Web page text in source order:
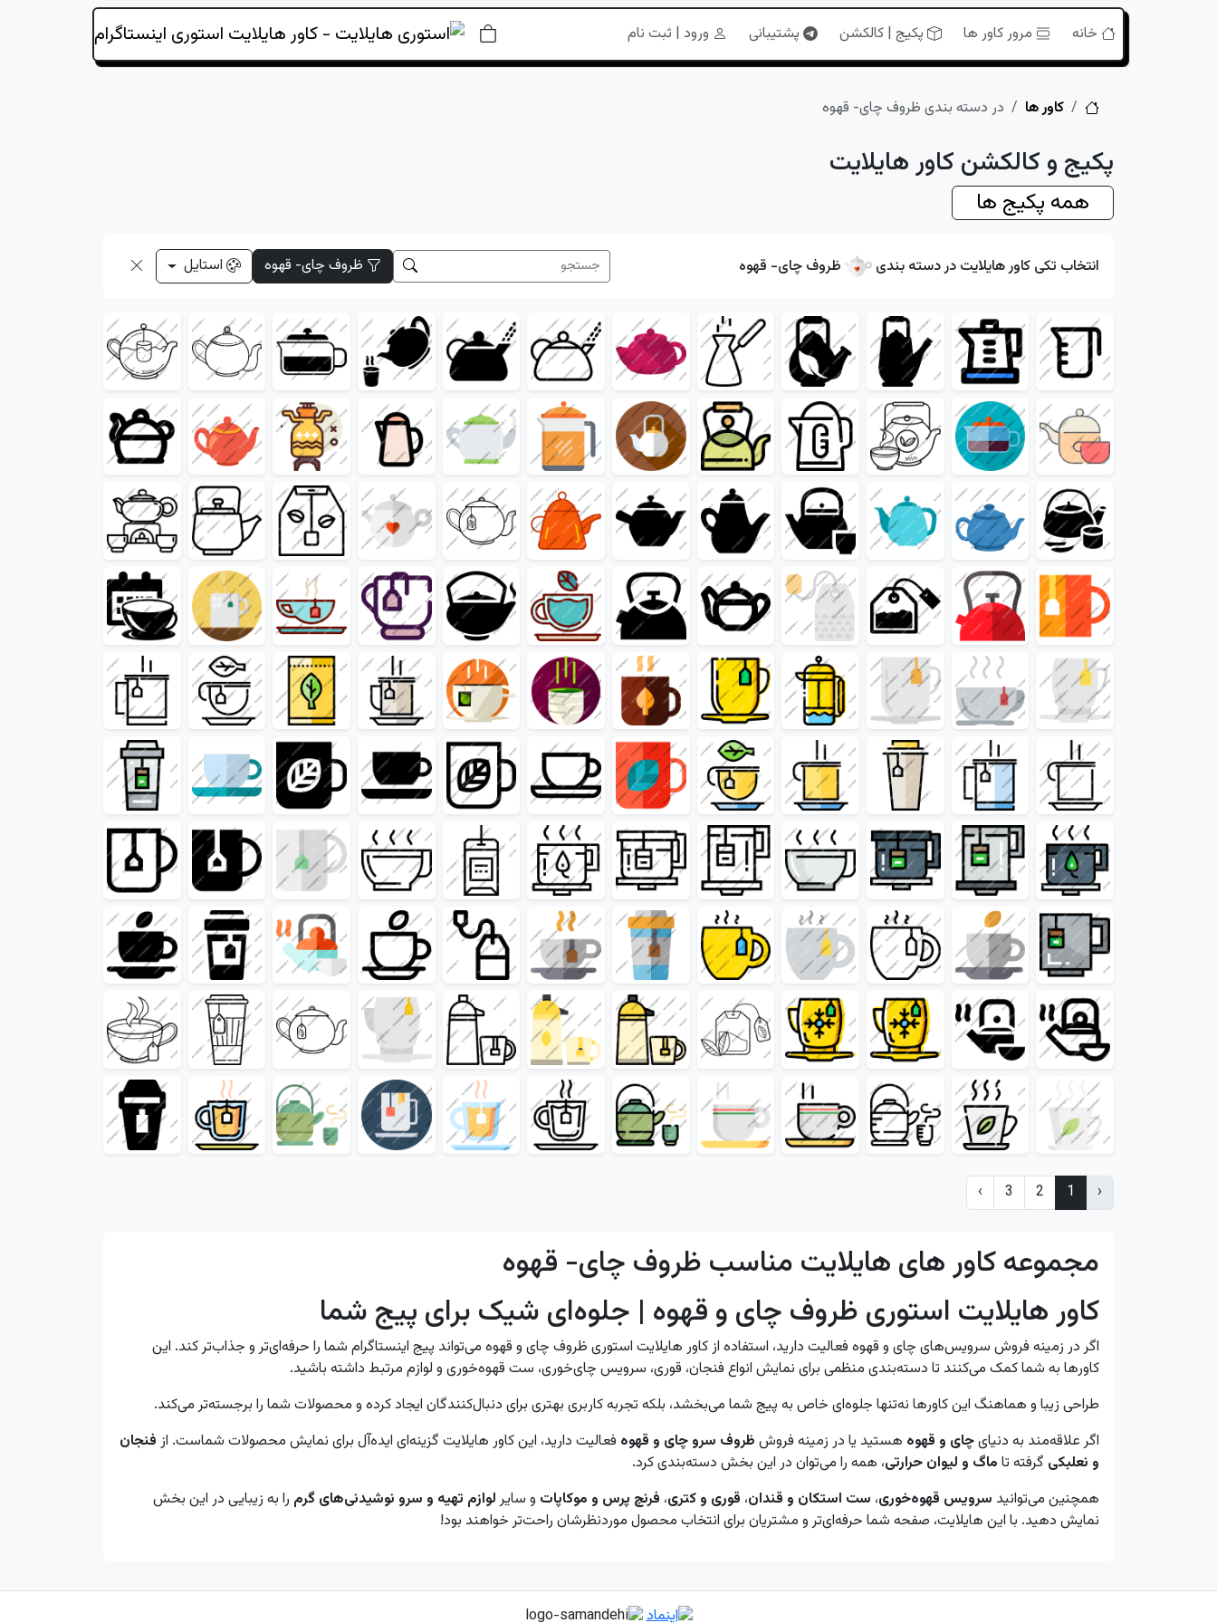
خانه مرور کاور ها پکیج | کالکشن پشتیبانی ورود | ثبت نام
خانهکاور ها در دسته بندی ظروف چای- قهوه
پکیج و کالکشن کاور هایلایت
همه پکیج ها
انتخاب تکی کاور هایلایت در دسته بندی ظروف چای- قهوه
‹
1
2
3
›
مجموعه کاور های هایلایت مناسب ظروف چای- قهوه
کاور هایلایت استوری ظروف چای و قهوه | جلوه‌ای شیک برای پیج شما
اگر در زمینه فروش سرویس‌های چای و قهوه فعالیت دارید، استفاده از کاور هایلایت استوری ظروف چای و قهوه می‌تواند پیج اینستاگرام شما را حرفه‌ای‌تر و جذاب‌تر کند. این
کاورها به شما کمک می‌کنند تا دسته‌بندی منظمی برای نمایش انواع فنجان، قوری، سرویس چای‌خوری، ست قهوه‌خوری و لوازم مرتبط داشته باشید.
طراحی زیبا و هماهنگ این کاورها نه‌تنها جلوه‌ای خاص به پیج شما می‌بخشد، بلکه تجربه کاربری بهتری برای دنبال‌کنندگان ایجاد کرده و محصولات شما را برجسته‌تر می‌کند.
اگر علاقه‌مند به دنیایچای و قهوه هستید یا در زمینه فروش ظروف سرو چای و قهوه فعالیت دارید، این کاور هایلایت گزینه‌ای ایده‌آل برای نمایش محصولات شماست. از فنجان
و نعلبکی گرفته تا ماگ و لیوان حرارتی، همه را می‌توان در این بخش دسته‌بندی کرد.
همچنین می‌توانید سرویس قهوه‌خوری، ست استکان و قندان، قوری و کتری، فرنچ پرس و موکاپات و سایر لوازم تهیه و سرو نوشیدنی‌های گرم را به زیبایی در این بخش
نمایش دهید. با این هایلایت، صفحه شما حرفه‌ای‌تر و مشتریان برای انتخاب محصول موردنظرشان راحت‌تر خواهند بود!